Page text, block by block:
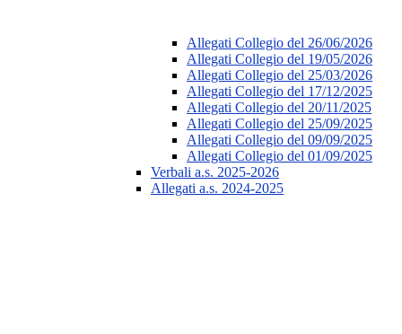
Allegati Collegio del 26/06/2026
Allegati Collegio del 19/05/2026
Allegati Collegio del 25/03/2026
Allegati Collegio del 17/12/2025
Allegati Collegio del 20/11/2025
Allegati Collegio del 25/09/2025
Allegati Collegio del 09/09/2025
Allegati Collegio del 01/09/2025
Verbali a.s. 2025-2026
Allegati a.s. 2024-2025